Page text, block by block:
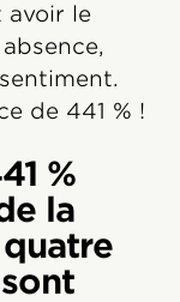
avoir le
de 441 % !
%
la